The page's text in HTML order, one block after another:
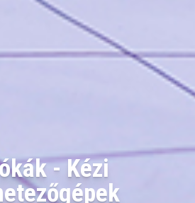
- Kézi